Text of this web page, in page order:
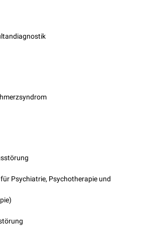
Psychiatrie, Psychotherapie und